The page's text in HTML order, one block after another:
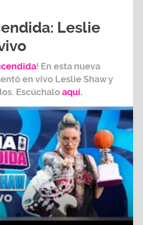
Leslie
! En esta nueva
en vivo Leslie Shaw y
Escúchaloaquí.